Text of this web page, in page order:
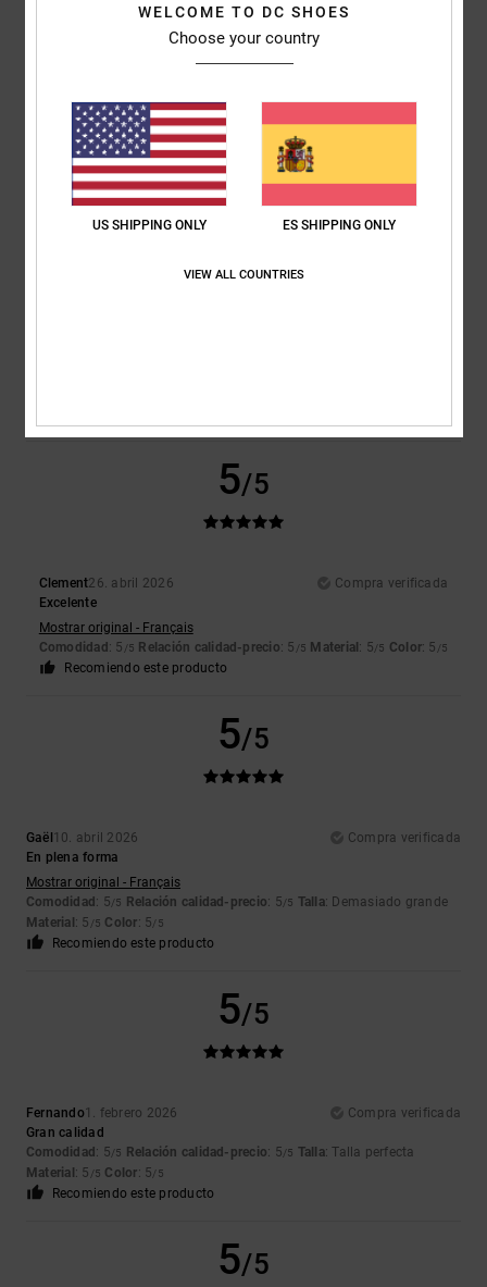
Comodidad: 5/5 Relación calidad-precio
: 5/5 Color: 5/5
3 /5
5/5
Clement26. abril 2026
Compra verificada
Excelente
Mostrar original - Français
Comodidad : 5 /5 Relación calidad-precio: 5 /5 Material : 5/5 Color: 5 /5
Recomiendo este producto
5/5
Gaël 10. abril 2026
Compra verificada
En plena forma
Mostrar original - Français
Comodidad : 5/5 Relación calidad-precio: 5/5 Talla: Demasiado grande
Material : 5 /5 Color: 5/5
Recomiendo este producto
5/5
Fernando1. febrero 2026
Compra verificada
Gran calidad
Comodidad : 5/5 Relación calidad-precio: 5/5 Talla: Talla perfecta
Material : 5 /5 Color: 5/5
Recomiendo este producto
5/5
WELCOME TO DC SHOES
Choose your country
US SHIPPING ONLY ES SHIPPING ONLY
VIEW ALL COUNTRIES